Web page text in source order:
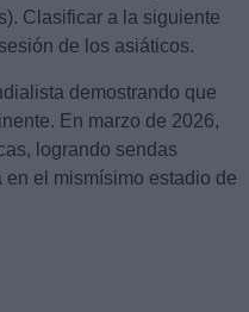
Clasificar a la siguiente
de los asiáticos.
demostrando que
En marzo de 2026,
logrando sendas
el mismísimo estadio de